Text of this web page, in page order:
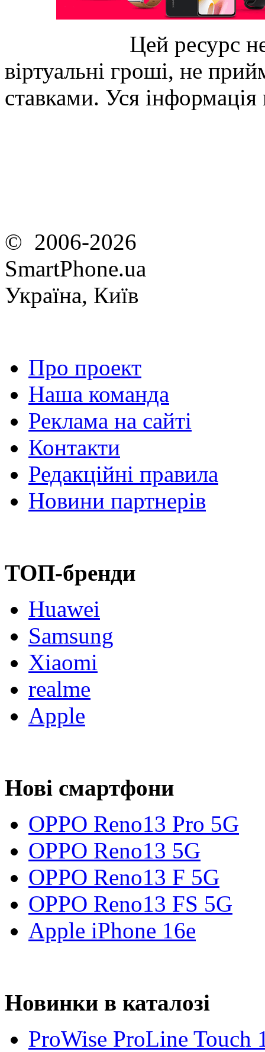
Цей ресурс
віртуальні гроші, не
ставками. Уся
© 2006-2026
SmartPhone.ua
Україна, Київ
Про проект
Наша команда
Реклама на сайті
Контакти
Редакційні правила
Новини партнерів
ТОП-бренди
Huawei
Samsung
Xiaomi
realme
Apple
Нові смартфони
OPPO Reno13 Pro 5G
OPPO Reno13 5G
OPPO Reno13 F 5G
OPPO Reno13 FS 5G
Apple iPhone 16e
Новинки в каталозі
ProWise ProLine Touch